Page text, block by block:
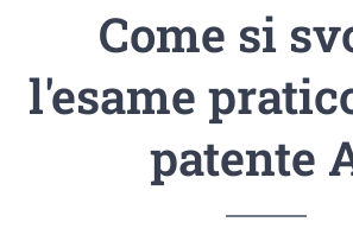
Come si
l'esame
patente